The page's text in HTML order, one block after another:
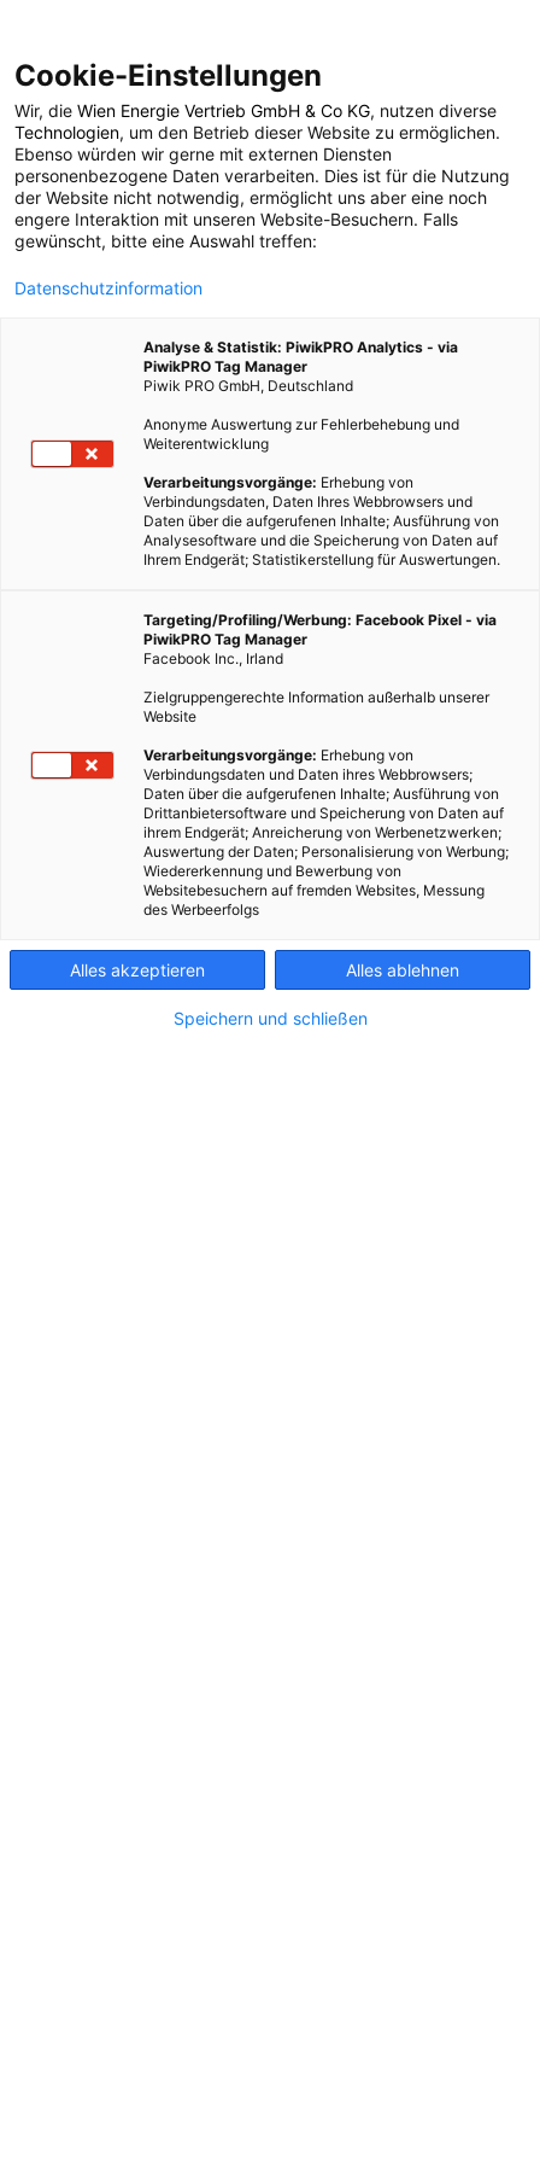
POSTS BY TAG
Kabinenschiffe
1 BEITRAG
Cookie-Einstellungen
Wir, die Wien Energie Vertrieb GmbH & Co KG, nutzen diverse
Technologien, um den Betrieb dieser Website zu ermöglichen.
Ebenso würden wir gerne mit externen Diensten
personenbezogene Daten verarbeiten. Dies ist für die Nutzung
der Website nicht notwendig, ermöglicht uns aber eine noch
engere Interaktion mit unseren Website-Besuchern. Falls
gewünscht, bitte eine Auswahl treffen:
Datenschutzinformation
Analyse & Statistik: PiwikPRO Analytics - via
PiwikPRO Tag Manager
Piwik PRO GmbH, Deutschland
Anonyme Auswertung zur Fehlerbehebung und
Weiterentwicklung
Verarbeitungsvorgänge: Erhebung von
Verbindungsdaten, Daten Ihres Webbrowsers und
Daten über die aufgerufenen Inhalte; Ausführung von
Analysesoftware und die Speicherung von Daten auf
Ihrem Endgerät; Statistikerstellung für Auswertungen.
Targeting/Profiling/Werbung: Facebook Pixel - via
PiwikPRO Tag Manager
Facebook Inc., Irland
Zielgruppengerechte Information außerhalb unserer
Website
Verarbeitungsvorgänge: Erhebung von
Verbindungsdaten und Daten ihres Webbrowsers;
Daten über die aufgerufenen Inhalte; Ausführung von
Drittanbietersoftware und Speicherung von Daten auf
ihrem Endgerät; Anreicherung von Werbenetzwerken;
Auswertung der Daten; Personalisierung von Werbung;
Wiedererkennung und Bewerbung von
Websitebesuchern auf fremden Websites, Messung
des Werbeerfolgs
Alles akzeptieren Alles ablehnen
Speichern und schließen